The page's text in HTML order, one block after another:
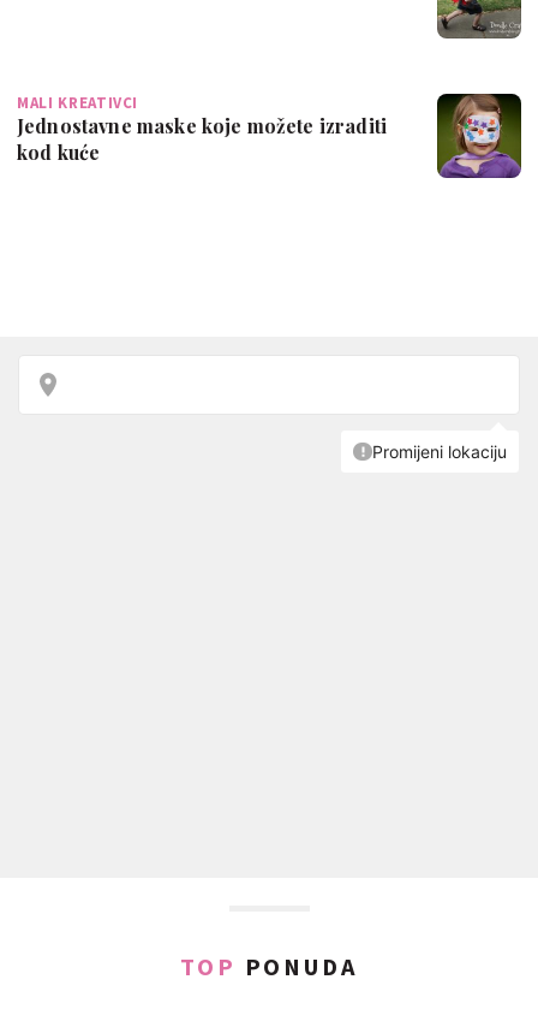
MALI KREATIVCI
Jednostavne maske koje možete izraditi
kod kuće
TOP PONUDA